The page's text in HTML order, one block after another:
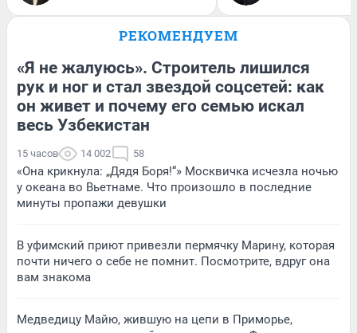
РЕКОМЕНДУЕМ
«Я не жалуюсь». Строитель лишился
рук и ног и стал звездой соцсетей: как
он живет и почему его семью искал
весь Узбекистан
15 часов 14 002 58
«Она крикнула: „Дядя Боря!“» Москвичка исчезла ночью
у океана во Вьетнаме. Что произошло в последние
минуты пропажи девушки
В уфимский приют привезли пермячку Марину, которая
почти ничего о себе не помнит. Посмотрите, вдруг она
вам знакома
Медведицу Майю, жившую на цепи в Приморье,